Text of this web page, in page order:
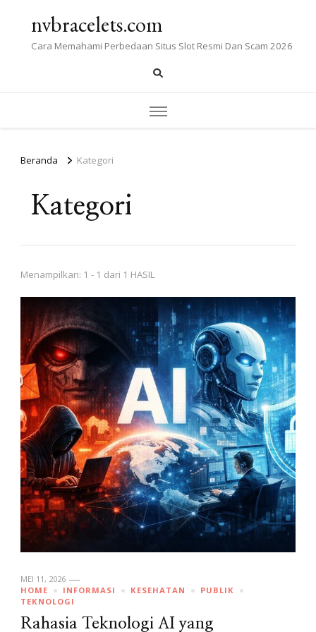
nvbracelets.com
Cara Memahami Perbedaan Situs Slot Resmi Dan Scam 2026
Beranda Kategori
Kategori
Menampilkan: 1 - 1 dari 1 HASIL
MEI 11, 2026
HOME
INFORMASI KESEHATAN
PUBLIK
TEKNOLOGI
Rahasia Teknologi AI yang